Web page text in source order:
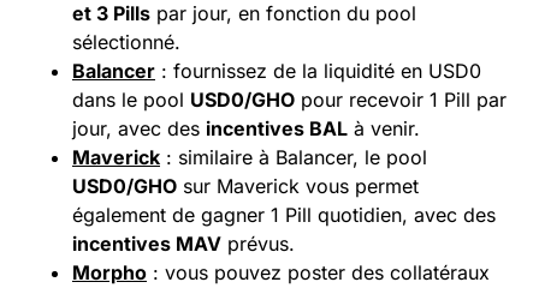
et 3 Pills par jour, en fonction du pool
sélectionné.
Balancer : fournissez de la liquidité en USD0
dans le pool USD0/GHO pour recevoir 1 Pill par
jour, avec des incentives BAL à venir.
Maverick : similaire à Balancer, le pool
USD0/GHO sur Maverick vous permet
également de gagner 1 Pill quotidien, avec des
incentives MAV prévus.
Morpho : vous pouvez poster des collatéraux